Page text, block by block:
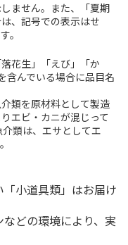
ません。また、「夏期
、記号での表示はせ
。
花生」「えび」「か
含んでいる場合に品目名
類を原材料として製造
エビ・カニが混じって
類は、エサとしてエ
小道具類」はお届け
どの環境により、実